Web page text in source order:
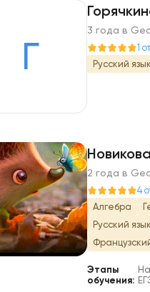
Г
3 года в
1
Русский язык
Н
2 года в
4
Алгебра
Русский язык
Этапы
обучения: